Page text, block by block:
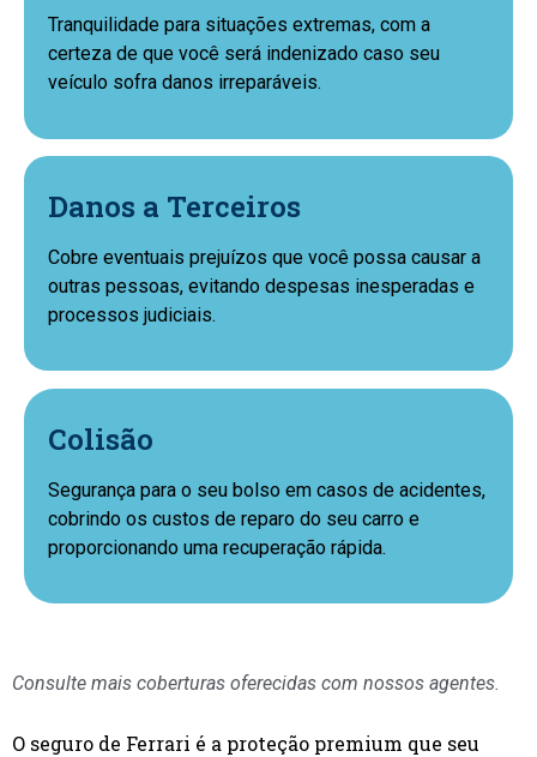
Tranquilidade para situações extremas, com a
certeza de que você será indenizado caso seu
veículo sofra danos irreparáveis.
Danos a Terceiros
Cobre eventuais prejuízos que você possa causar a
outras pessoas, evitando despesas inesperadas e
processos judiciais.
Colisão
Segurança para o seu bolso em casos de acidentes,
cobrindo os custos de reparo do seu carro e
proporcionando uma recuperação rápida.
Consulte mais coberturas oferecidas com nossos agentes.
O seguro de Ferrari é a proteção premium que seu